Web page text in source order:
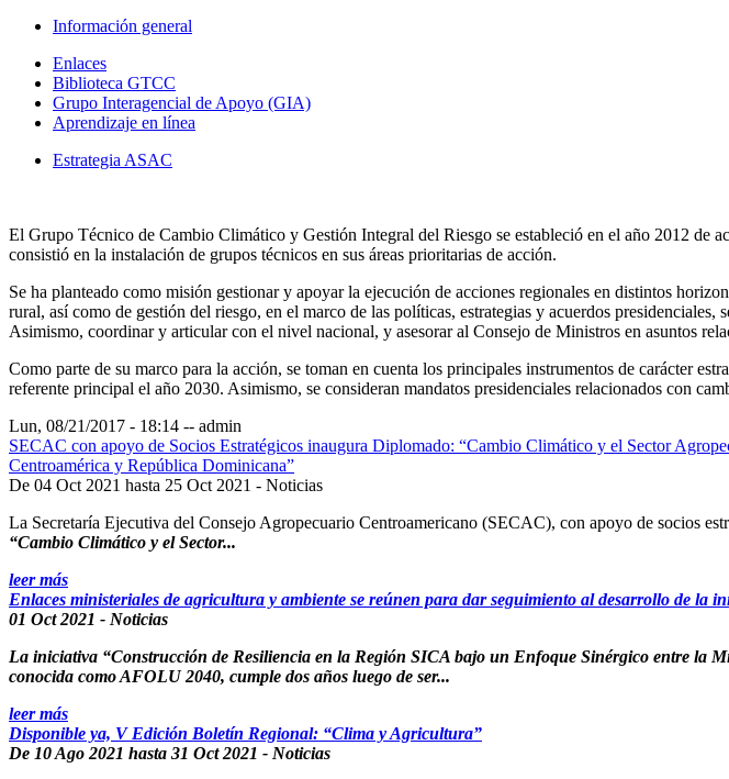
Información general
Enlaces
Biblioteca GTCC
Grupo Interagencial de Apoyo (GIA)
Aprendizaje en línea
Estrategia ASAC
El Grupo Técnico de Cambio Climático y Gestión Integral del Riesgo se estableció en el año 2012
consistió en la instalación de grupos técnicos en sus áreas prioritarias de acción.
Se ha planteado como misión gestionar y apoyar la ejecución de acciones regionales en distintos
rural, así como de gestión del riesgo, en el marco de las políticas, estrategias y acuerdos
Asimismo, coordinar y articular con el nivel nacional, y asesorar al Consejo de Ministros en asuntos
Como parte de su marco para la acción, se toman en cuenta los principales instrumentos de carácter
referente principal el año 2030. Asimismo, se consideran mandatos presidenciales relacionados con
Lun, 08/21/2017 - 18:14 -- admin
SECAC con apoyo de Socios Estratégicos inaugura Diplomado: “Cambio Climático y el Sector
Centroamérica y República Dominicana”
De 04 Oct 2021 hasta 25 Oct 2021 - Noticias
La Secretaría Ejecutiva del Consejo Agropecuario Centroamericano (SECAC), con apoyo de socios
“Cambio Climático y el Sector...
leer más
Enlaces ministeriales de agricultura y ambiente se reúnen para dar seguimiento al desarrollo de
01 Oct 2021 - Noticias
La iniciativa “Construcción de Resiliencia en la Región SICA bajo un Enfoque Sinérgico entre la
conocida como AFOLU 2040, cumple dos años luego de ser...
leer más
Disponible ya, V Edición Boletín Regional: “Clima y Agricultura”
De 10 Ago 2021 hasta 31 Oct 2021 - Noticias